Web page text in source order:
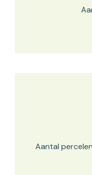
Bekijk
Aantal